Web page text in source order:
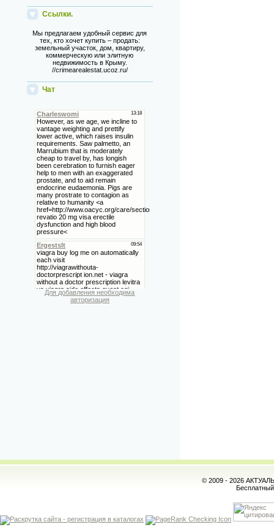
Ссылки.
Мы предлагаем удобный сервис для
тех, кто хочет купить – продать:
земельный участок, дом, квартиру,
коммерческую или элитную
недвижимость в Крыму.
//crimearealestat.ucoz.ru/
Чат
Для добавления необходима
авторизация
© 2009 - 2026